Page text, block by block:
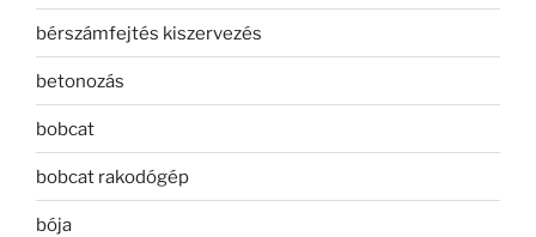
bérszámfejtés kiszervezés
betonozás
bobcat
bobcat rakodógép
bója